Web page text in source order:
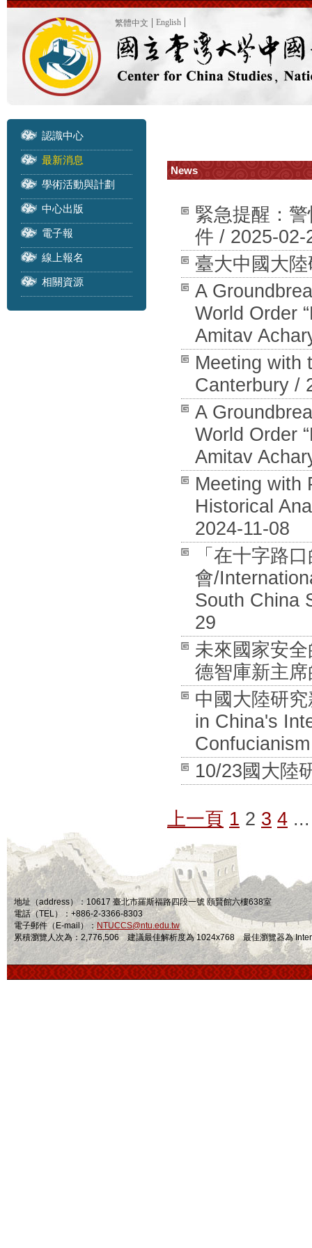
繁體中文 English
認識中心
最新消息
學術活動與計劃
中心出版
電子報
線上報名
相關資源
News
緊急提醒：
件 / 2025-02-
臺大中國大
A
World Order
Amitav
Meeting with
Canterbury /
A
World Order
Amitav
Meeting with
Historical
2024-11-08
「在十字路
會/
South China
29
未來國家安
德智庫新主
中國大陸研
in China's
10/23國大陸
上一頁 1 2 3 4 ...
地址（address）：10617 臺北市羅斯福路四段一號 頤賢館六樓638室
電話（TEL）：+886-2-3366-8303
電子郵件（E-mail）： NTUCCS@ntu.edu.tw
累積瀏覽人次為：2,776,506 建議最佳解析度為 1024x768 最佳瀏覽器為